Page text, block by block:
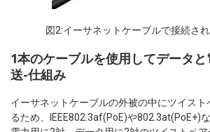
図2:イーサネットケーブルで接続さ
1本のケーブルを使用してデータ
送-仕組み
イーサネットケーブルの外被の中にツイス
るため、IEEE802.3af(PoE)や802.3at(PoE+)